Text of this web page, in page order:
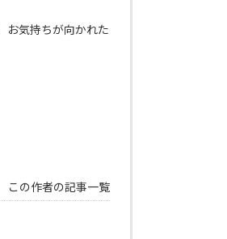
お気持ちが向かれた
この作者の記事一覧